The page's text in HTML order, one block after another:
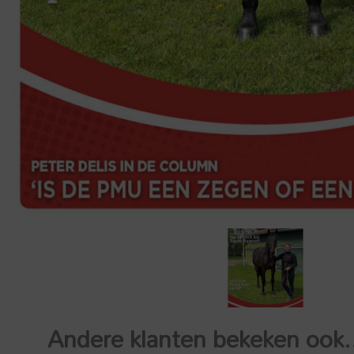
Andere klanten bekeken